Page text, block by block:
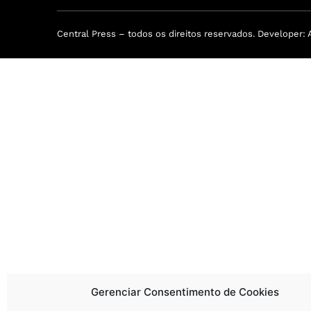
Gerenciar Consentimento de Cookies
Central Press – todos os direitos reservados. Developer: